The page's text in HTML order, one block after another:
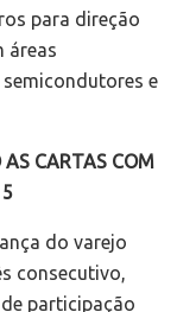
para direção
áreas
e
CARTAS COM
do varejo
consecutivo,
participação